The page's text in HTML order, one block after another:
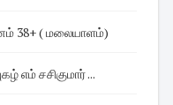
AALROOPANGAL - சினிமா விமர்சனம் 38+ ( மலையாளம்)
புகழ் எம் சசிகுமார் ...